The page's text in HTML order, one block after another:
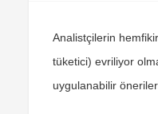
Analistçilerin
tüketici) evriliyor
uygulanabilir